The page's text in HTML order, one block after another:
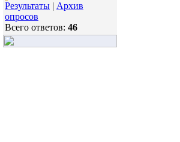
Результаты | Архив
опросов
Всего ответов: 46